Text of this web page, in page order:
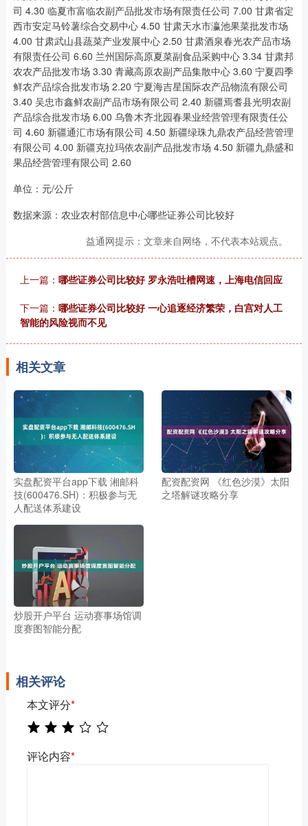
单位：元/公斤
数据来源：农业农村部信息中心哪些证券公司比较好
益通网提示：文章来自网络，不代表本站观点。
上一篇： 哪些证券公司比较好 罗永浩吐槽网速，上海电信回应
下一篇： 哪些证券公司比较好 一心追逐经济繁荣，白宫对人工
智能的风险视而不见
相关文章
实盘配资平台app下载 湘邮科
技(600476.SH)：积极参与无
人配送体系建设
配资配资网 《红色沙漠》太阳
之塔解谜攻略分享
炒股开户平台 运动赛事场馆调
度赛图智能分配
相关评论
本文评分*
评论内容*